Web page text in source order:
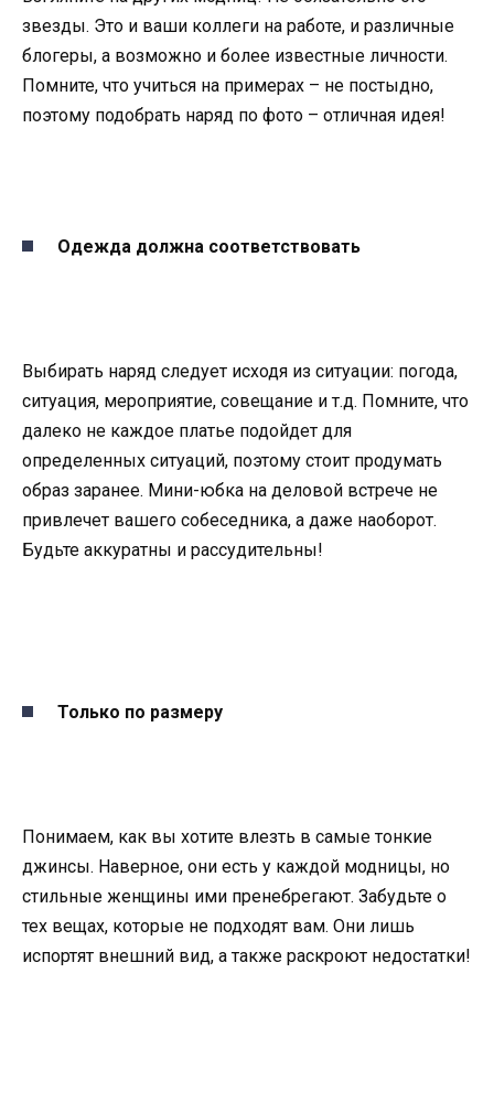
звезды. Это и ваши коллеги на работе, и различные
блогеры, а возможно и более известные личности.
Помните, что учиться на примерах – не постыдно,
поэтому подобрать наряд по фото – отличная идея!
Одежда должна соответствовать
Выбирать наряд следует исходя из ситуации: погода,
ситуация, мероприятие, совещание и т.д. Помните, что
далеко не каждое платье подойдет для
определенных ситуаций, поэтому стоит продумать
образ заранее. Мини-юбка на деловой встрече не
привлечет вашего собеседника, а даже наоборот.
Будьте аккуратны и рассудительны!
Только по размеру
Понимаем, как вы хотите влезть в самые тонкие
джинсы. Наверное, они есть у каждой модницы, но
стильные женщины ими пренебрегают. Забудьте о
тех вещах, которые не подходят вам. Они лишь
испортят внешний вид, а также раскроют недостатки!